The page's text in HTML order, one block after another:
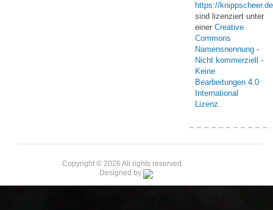
https://knippscheer.de
sind lizenziert unter
einer Creative
Commons
Namensnennung -
Nicht kommerziell -
Keine
Bearbeitungen 4.0
International
Lizenz.
Copyright © 2026 All rights reserved.
Designed by